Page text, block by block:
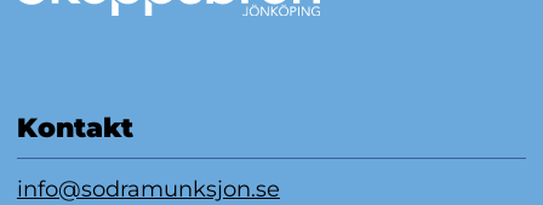
Kontakt
info@sodramunksjon.se